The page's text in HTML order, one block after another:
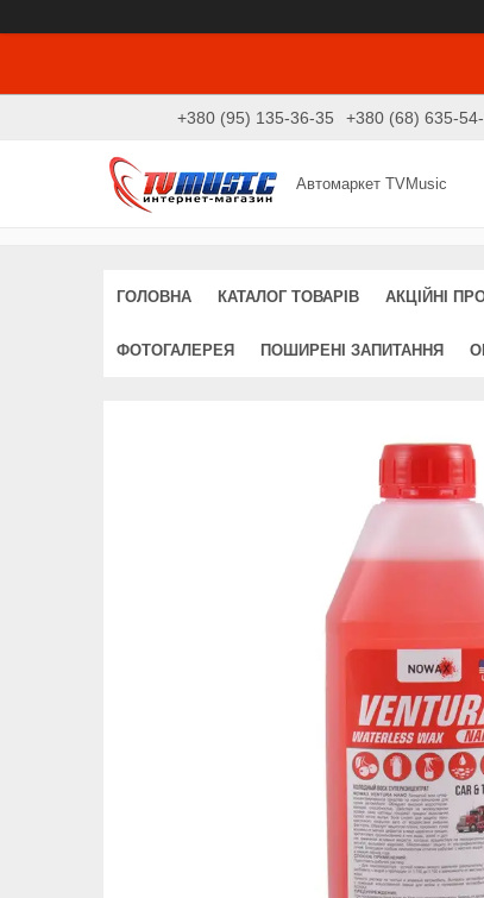
+380 (95) 135-36-35 +380 (68) 635-
Автомаркет TVMusic
ГОЛОВНА КАТАЛОГ ТОВАРІВ АКЦІЙНІ
ФОТОГАЛЕРЕЯ ПОШИРЕНІ ЗАПИТАННЯ